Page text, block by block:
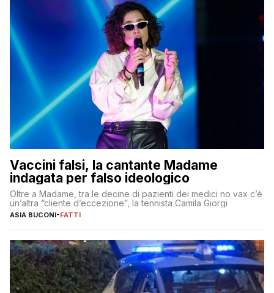
Vaccini falsi, la cantante Madame
indagata per falso ideologico
Oltre a Madame, tra le decine di pazienti dei medici no vax c’è
un’altra “cliente d’eccezione”, la tennista Camila Giorgi
ASIA BUCONI-FATTI